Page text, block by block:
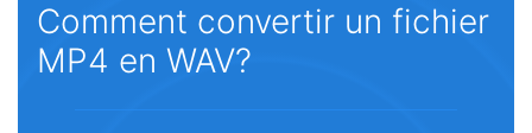
Comment convertir un fichier
MP4 en WAV?